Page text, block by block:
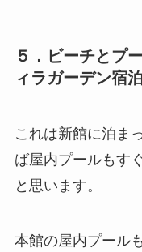
５．ビーチとプ
ィラガーデン宿
これは新館に泊ま
ば屋内プールもす
と思います。
本館の屋内プール